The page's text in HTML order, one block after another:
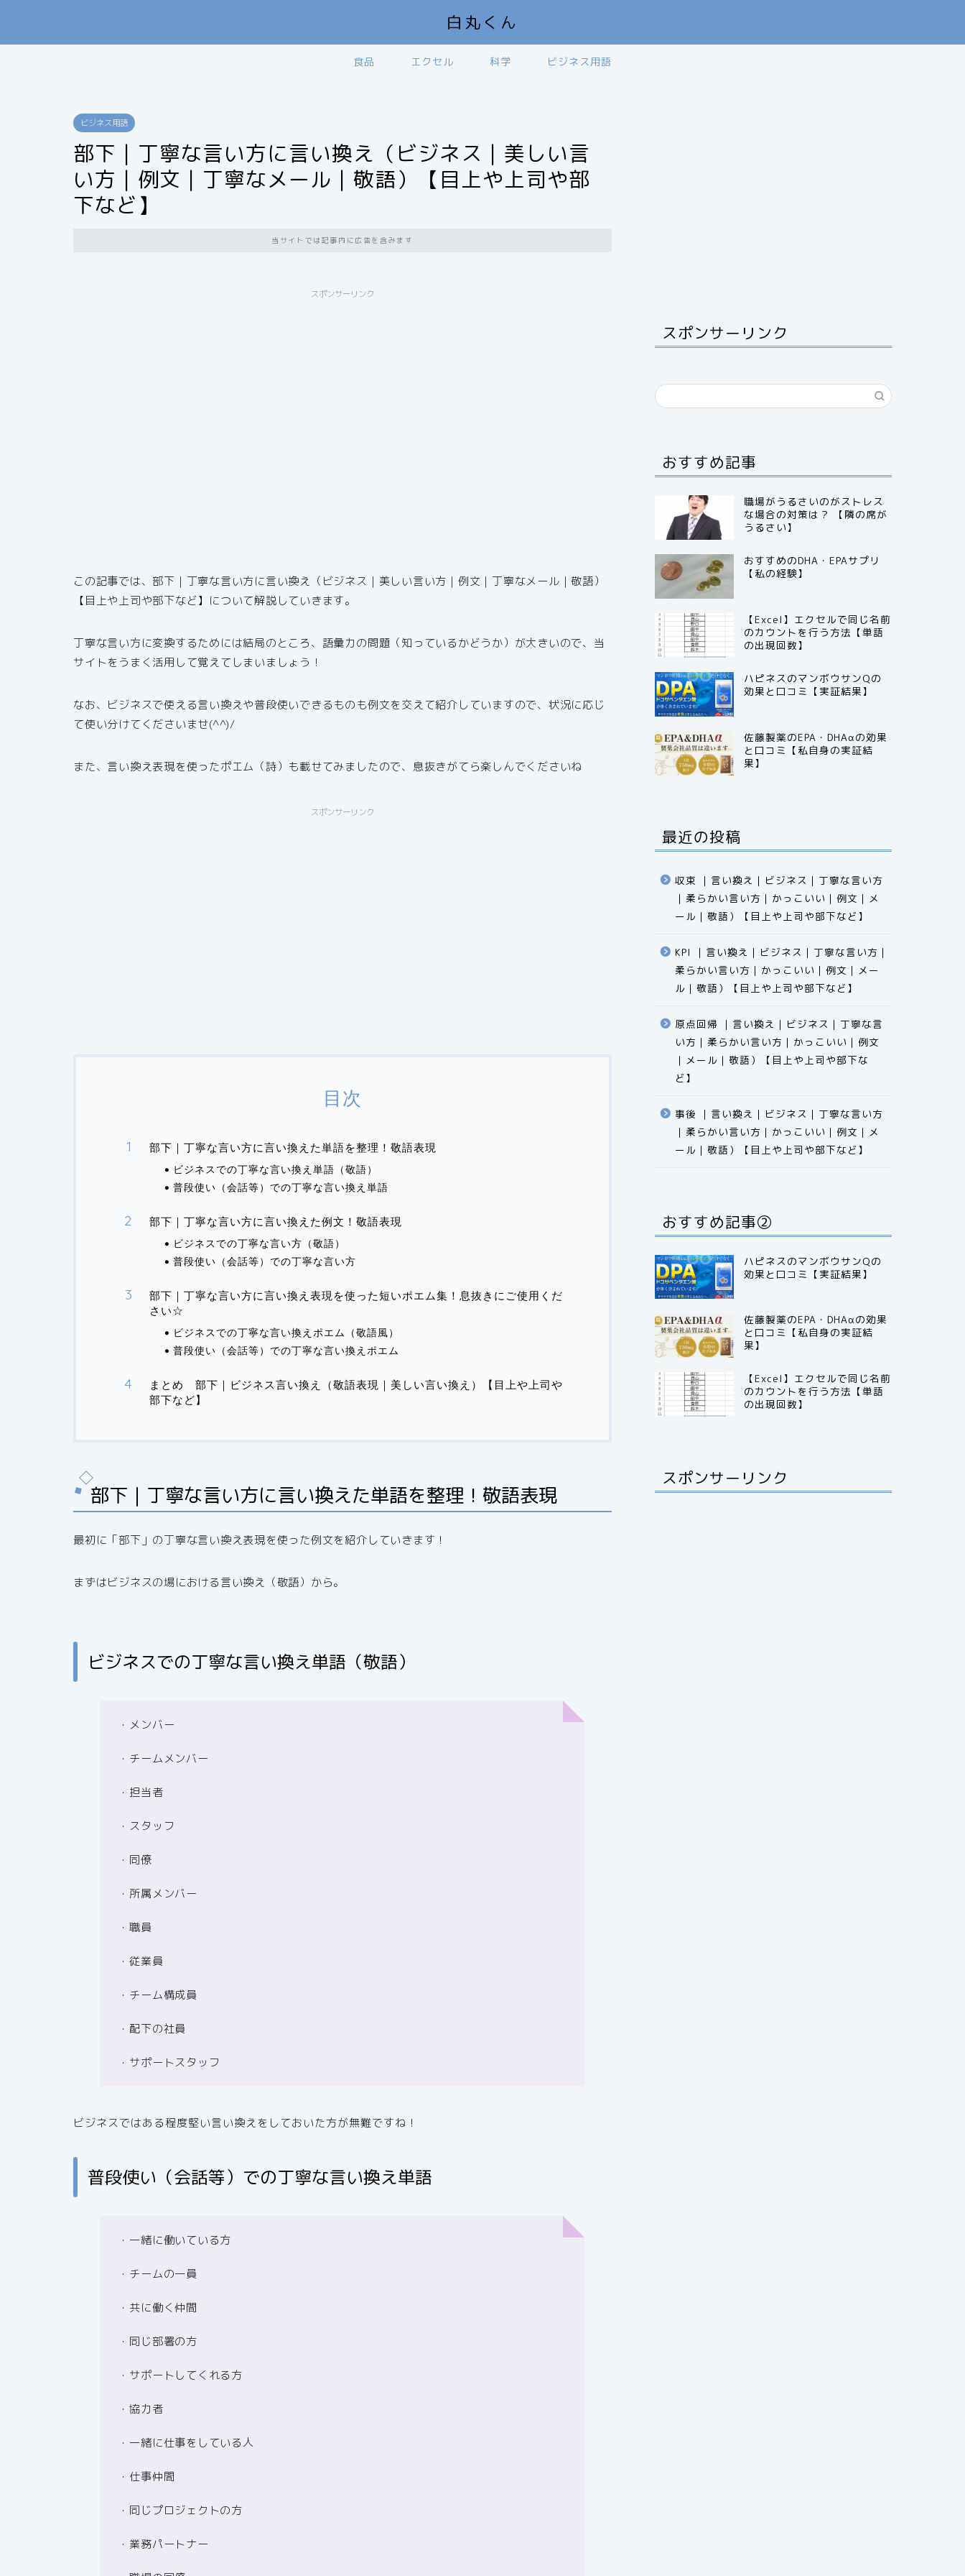
白丸くん
食品 エクセル 科学 ビジネス用語
ビジネス用語
部下｜丁寧な言い方に言い換え（ビジネス｜美しい言
い方｜例文｜丁寧なメール｜敬語）【目上や上司や部
下など】
当サイトでは記事内に広告を含みます
スポンサーリンク
この記事では、部下｜丁寧な言い方に言い換え（ビジネス｜美しい言い方｜例文｜丁寧なメール｜敬語）
【目上や上司や部下など】について解説していきます。
丁寧な言い方に変換するためには結局のところ、語彙力の問題（知っているかどうか）が大きいので、当
サイトをうまく活用して覚えてしまいましょう！
なお、ビジネスで使える言い換えや普段使いできるものも例文を交えて紹介していますので、状況に応じ
て使い分けてくださいませ(^^)/
また、言い換え表現を使ったポエム（詩）も載せてみましたので、息抜きがてら楽しんでくださいね
スポンサーリンク
目次
部下｜丁寧な言い方に言い換えた単語を整理！敬語表現
ビジネスでの丁寧な言い換え単語（敬語）
普段使い（会話等）での丁寧な言い換え単語
部下｜丁寧な言い方に言い換えた例文！敬語表現
ビジネスでの丁寧な言い方（敬語）
普段使い（会話等）での丁寧な言い方
部下｜丁寧な言い方に言い換え表現を使った短いポエム集！息抜きにご使用くだ
さい☆
ビジネスでの丁寧な言い換えポエム（敬語風）
普段使い（会話等）での丁寧な言い換えポエム
まとめ 部下｜ビジネス言い換え（敬語表現｜美しい言い換え）【目上や上司や
部下など】
部下｜丁寧な言い方に言い換えた単語を整理！敬語表現
最初に「部下」の丁寧な言い換え表現を使った例文を紹介していきます！
まずはビジネスの場における言い換え（敬語）から。
ビジネスでの丁寧な言い換え単語（敬語）
・メンバー
・チームメンバー
・担当者
・スタッフ
・同僚
・所属メンバー
・職員
・従業員
・チーム構成員
・配下の社員
・サポートスタッフ
ビジネスではある程度堅い言い換えをしておいた方が無難ですね！
普段使い（会話等）での丁寧な言い換え単語
・一緒に働いている方
・チームの一員
・共に働く仲間
・同じ部署の方
・サポートしてくれる方
・協力者
・一緒に仕事をしている人
・仕事仲間
・同じプロジェクトの方
・業務パートナー
スポンサーリンク
おすすめ記事
職場がうるさいのがストレス
な場合の対策は？ 【隣の席が
うるさい】
おすすめのDHA・EPAサプリ
【私の経験】
【Excel】エクセルで同じ名前
のカウントを行う方法【単語
の出現回数】
ハピネスのマンボウサンQの
効果と口コミ【実証結果】
佐藤製薬のEPA・DHAαの効果
と口コミ【私自身の実証結
果】
最近の投稿
収束 ｜言い換え｜ビジネス｜丁寧な言い方
｜柔らかい言い方｜かっこいい｜例文｜メ
ール｜敬語）【目上や上司や部下など】​​​​​​​​​​​​​​​​
KPI ｜言い換え｜ビジネス｜丁寧な言い方｜
柔らかい言い方｜かっこいい｜例文｜メー
ル｜敬語）【目上や上司や部下など】​​​​​​​​​​​​​​​​
原点回帰 ｜言い換え｜ビジネス｜丁寧な言
い方｜柔らかい言い方｜かっこいい｜例文
｜メール｜敬語）【目上や上司や部下な
ど】​​​​​​​​​​​​​​​​
事後 ｜言い換え｜ビジネス｜丁寧な言い方
｜柔らかい言い方｜かっこいい｜例文｜メ
ール｜敬語）【目上や上司や部下など】​​​​​​​​​​​​​​​​
おすすめ記事②
ハピネスのマンボウサンQの
効果と口コミ【実証結果】
佐藤製薬のEPA・DHAαの効果
と口コミ【私自身の実証結
果】
【Excel】エクセルで同じ名前
のカウントを行う方法【単語
の出現回数】
スポンサーリンク